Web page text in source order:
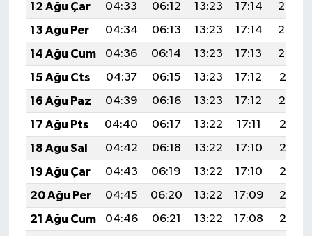
12 Ağu Çar
04:33 06:12 13:23 17:14
20:25
13 Ağu Per
04:34 06:13 13:23 17:14
20:23
14 Ağu Cum
04:36 06:14 13:23 17:13
20:22
15 Ağu Cts
04:37 06:15 13:23 17:12
20:21
16 Ağu Paz
04:39 06:16 13:23 17:12
20:19
17 Ağu Pts
04:40 06:17 13:22 17:11
20:18
18 Ağu Sal
04:42 06:18 13:22 17:10
20:16
19 Ağu Çar
04:43 06:19 13:22 17:10
20:15
20 Ağu Per
04:45 06:20 13:22 17:09
20:13
21 Ağu Cum
04:46 06:21 13:22 17:08
20:12
Hakkari Müftülüğü
Iğdır Müftülüğü
Isparta Müftülüğü
İstanbul Müftülüğü
Kahramanmaraş Müftülüğü